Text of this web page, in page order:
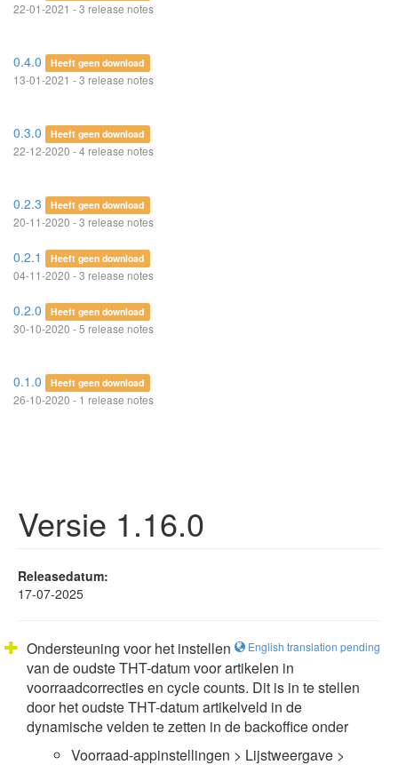
22-01-2021 - 3 release notes
0.4.0 Heeft geen download
13-01-2021 - 3 release notes
0.3.0 Heeft geen download
22-12-2020 - 4 release notes
0.2.3 Heeft geen download
20-11-2020 - 3 release notes
0.2.1 Heeft geen download
04-11-2020 - 3 release notes
0.2.0 Heeft geen download
30-10-2020 - 5 release notes
0.1.0 Heeft geen download
26-10-2020 - 1 release notes
Versie 1.16.0
Releasedatum:
17-07-2025
English translation pending
Ondersteuning voor het instellen
van de oudste THT-datum voor artikelen in
voorraadcorrecties en cycle counts. Dit is in te stellen
door het oudste THT-datum artikelveld in de
dynamische velden te zetten in de backoffice onder
Voorraad-appinstellingen > Lijstweergave >